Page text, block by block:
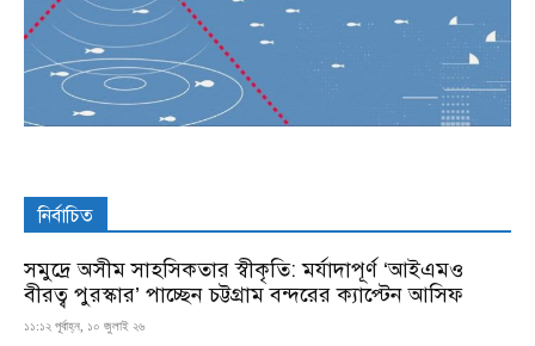
নির্বাচিত
সমুদ্রে অসীম সাহসিকতার স্বীকৃতি: মর্যাদাপূর্ণ ‘আইএমও
বীরত্ব পুরস্কার’ পাচ্ছেন চট্টগ্রাম বন্দরের ক্যাপ্টেন আসিফ
১১:১২ পূর্বাহ্ন, ১০ জুলাই ২৬